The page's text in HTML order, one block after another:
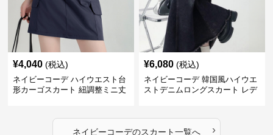
¥4,040 (税込)
ネイビーコーデ ハイウエスト台
形カーゴスカート 紐調整ミニ丈
¥6,080 (税込)
ネイビーコーデ 韓国風ハイウエ
ストデニムロングスカート レデ
ネイビーコーデのスカート一覧へ ›